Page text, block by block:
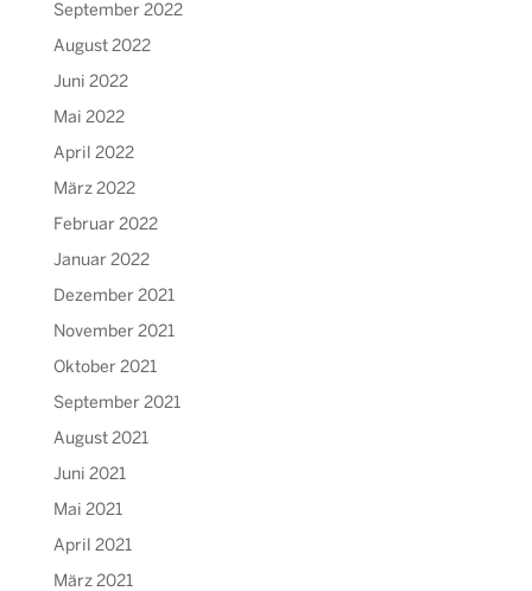
September 2022
August 2022
Juni 2022
Mai 2022
April 2022
März 2022
Februar 2022
Januar 2022
Dezember 2021
November 2021
Oktober 2021
September 2021
August 2021
Juni 2021
Mai 2021
April 2021
März 2021